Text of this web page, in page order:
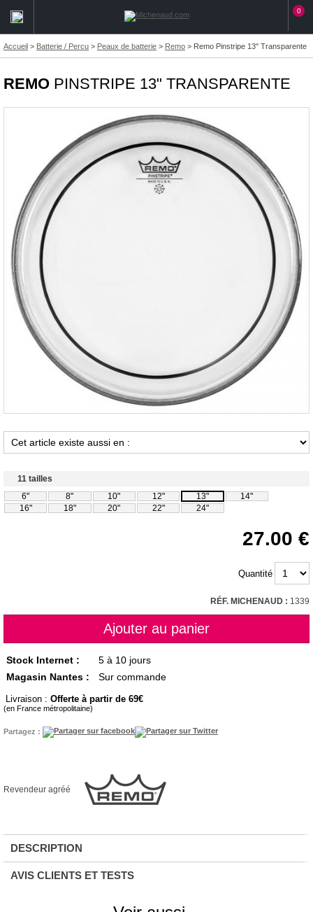
0
Accueil > Batterie / Percu > Peaux de batterie > Remo > Remo Pinstripe 13" Transparente
REMO PINSTRIPE 13" TRANSPARENTE
11 tailles
6"
8" 10" 12" 13"
14"
16"
18" 20" 22" 24"
27.00
Quantité
RÉF. MICHENAUD : 1339
Stock Internet :
5 à 10 jours
Magasin Nantes :
Sur commande
Livraison : Offerte à partir de 69
(en France métropolitaine)
Partagez :
Revendeur agréé
DESCRIPTION
AVIS CLIENTS ET TESTS